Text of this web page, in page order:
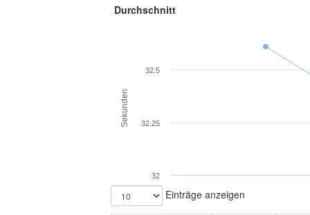
Durchschnitt
Sekunden
32
32.25
32.5
Einträge anzeigen